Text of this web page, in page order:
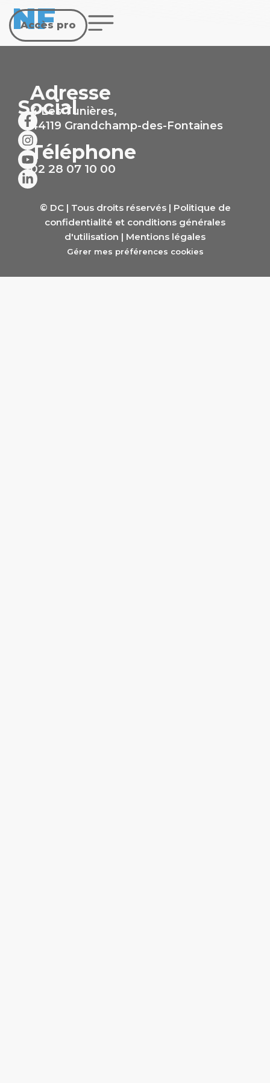
Accès pro
NF
Social
Adresse
4 Les Tunières,
44119 Grandchamp-des-Fontaines
Téléphone
02 28 07 10 00
© DC | Tous droits réservés | Politique de
confidentialité et conditions générales
d'utilisation | Mentions légales
Gérer mes préférences cookies